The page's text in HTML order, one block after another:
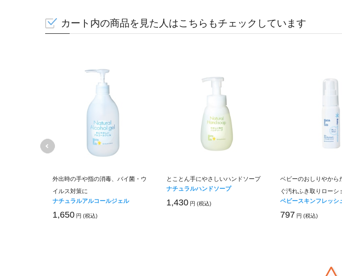
カート内の商品を見た人はこちらもチェックしています
外出時の手や指の消毒、バイ菌・ウ
イルス対策に
ナチュラルアルコールジェル
1,650 円 (税込)
とことん手にやさしいハンドソープ
ナチュラルハンドソープ
1,430 円 (税込)
ベビーのおしりやから
ぐ汚れふき取りローシ
ベビースキンフレッシ
797 円 (税込)